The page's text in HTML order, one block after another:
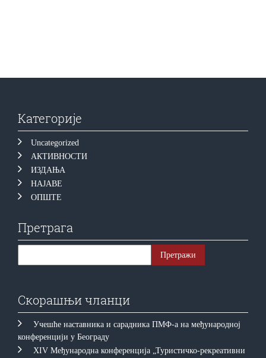
Категорије
Uncategorized
АКТИВНОСТИ
ИЗДАЊА
НАЈАВЕ
ОПШТЕ
Претрага
Скорашњи чланци
Учешће наставника и сарадника ПМФ-а на међународној
конференцији у Београду
XIV Међународна конференција „Туристичко-рекреативни